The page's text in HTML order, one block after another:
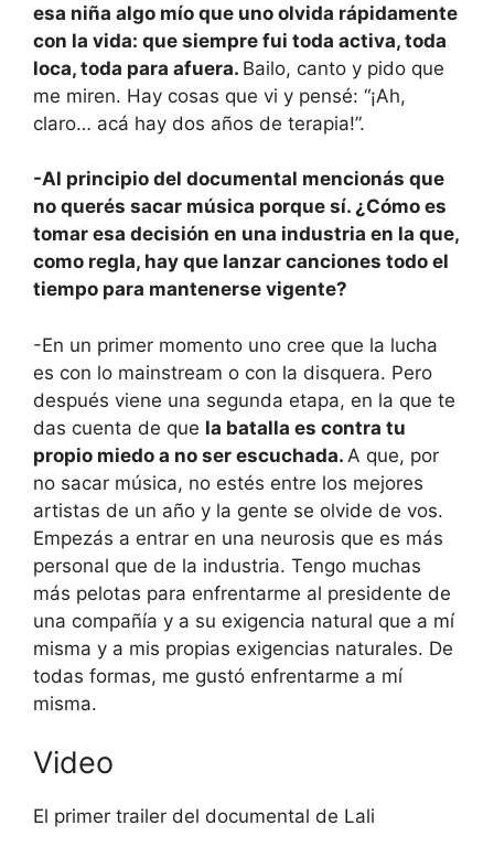
esa niña algo mío que uno olvida rápidamente
con la vida: que siempre fui toda activa, toda
loca, toda para afuera. Bailo, canto y pido que
me miren. Hay cosas que vi y pensé: “¡Ah,
claro… acá hay dos años de terapia!”.
-Al principio del documental mencionás que
no querés sacar música porque sí. ¿Cómo es
tomar esa decisión en una industria en la que,
como regla, hay que lanzar canciones todo el
tiempo para mantenerse vigente?
-En un primer momento uno cree que la lucha
es con lo mainstream o con la disquera. Pero
después viene una segunda etapa, en la que te
das cuenta de que la batalla es contra tu
propio miedo a no ser escuchada. A que, por
no sacar música, no estés entre los mejores
artistas de un año y la gente se olvide de vos.
Empezás a entrar en una neurosis que es más
personal que de la industria. Tengo muchas
más pelotas para enfrentarme al presidente de
una compañía y a su exigencia natural que a mí
misma y a mis propias exigencias naturales. De
todas formas, me gustó enfrentarme a mí
misma.
Video
El primer trailer del documental de Lali